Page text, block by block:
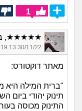
1
★★★★★, בן
30/11/22 19:13
מאתר דוקטורס:
"ברית המילה היא
תינוק יהודי ביום
התינוק מכוסה